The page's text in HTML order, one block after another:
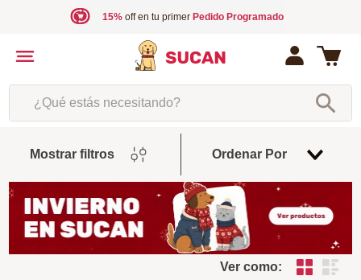
15%off en tu primer Pedido Programado
¿Qué estás necesitando?
Mostrar filtros Ordenar Por
De
Ver como: